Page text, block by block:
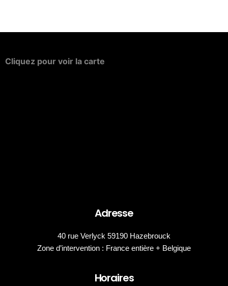
Cliquez pour voir la carte
Adresse
40 rue Verlyck 59190 Hazebrouck
Zone d’intervention : France entière + Belgique
Horaires